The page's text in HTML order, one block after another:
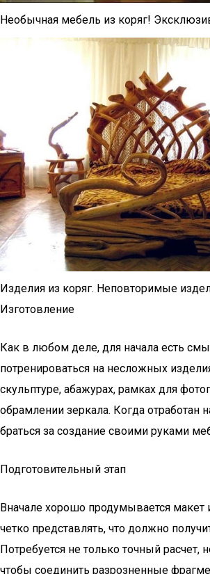
Необычная мебель из коряг!
Изделия из коряг. Неповторимые
Изготовление
Как в любом деле, для начала есть
потренироваться на несложных
скульптуре, абажурах, рамках для
обрамлении зеркала. Когда отработан
браться за создание своими руками
Подготовительный этап
Вначале хорошо продумывается макет
четко представлять, что должно
Потребуется не только точный расчет,
чтобы соединить разрозненные